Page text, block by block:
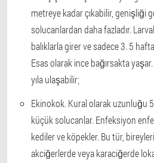
metreye kadar çıkabilir, genişliği
solucanlardan daha fazladır.
balıklarla girer ve sadece 3. 5
Esas olarak ince bağırsakta
yıla ulaşabilir;
Ekinokok. Kural olarak uzunluğu
küçük solucanlar. Enfeksiyon
kediler ve köpekler. Bu tür,
akciğerlerde veya karaciğerde